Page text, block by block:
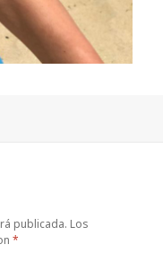
publicada. Los
*